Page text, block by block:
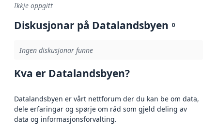
Ikkje oppgitt
Diskusjonar på Datalandsbyen 0
Ingen diskusjonar funne
Kva er Datalandsbyen?
Datalandsbyen er vårt nettforum der du kan be om data,
dele erfaringar og spørje om råd som gjeld deling av
data og informasjonsforvalting.